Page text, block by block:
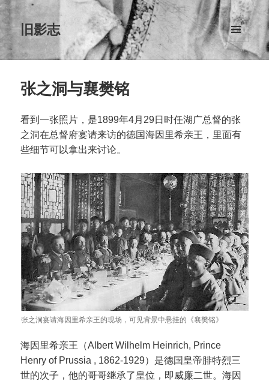
旧影志
菜单和
挂件
张之洞与襄樊铭
看到一张照片，是1899年4月29日时任湖广总督的张
之洞在总督府宴请来访的德国海因里希亲王，里面有
些细节可以拿出来讨论。
张之洞宴请海因里希亲王的现场，可见背景中悬挂的《襄樊铭》
海因里希亲王（Albert Wilhelm Heinrich, Prince
Henry of Prussia , 1862-1929）是德国皇帝腓特烈三
世的次子，他的哥哥继承了皇位，即威廉二世。海因